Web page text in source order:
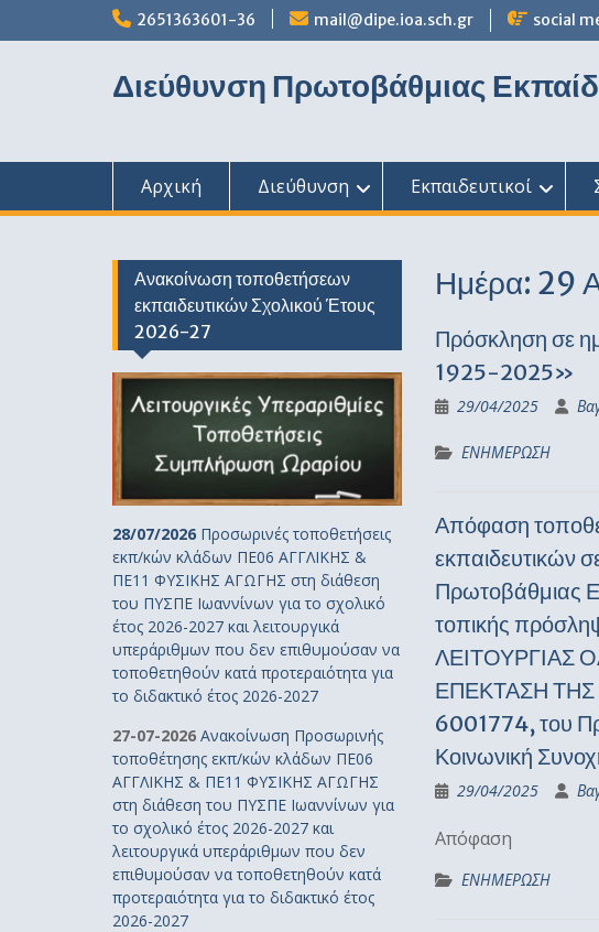
2651363601-36 mail@dipe.ioa.sch.gr social
Διεύθυνση Πρωτοβάθμιας
Αρχική Διεύθυνση Εκπαιδευτικοί
Ημέρα: 29
Πρόσκληση σε
1925-2025»
29/04/2025
ΕΝΗΜΕΡΩΣΗ
Απόφαση
εκπαιδευτικών
Πρωτοβάθμιας
τοπικής
ΛΕΙΤΟΥΡΓΙΑΣ
ΕΠΕΚΤΑΣΗ ΤΗΣ
6001774, του
Κοινωνική
29/04/2025
Απόφαση
ΕΝΗΜΕΡΩΣΗ
Ανακοίνωση τοποθετήσεων
εκπαιδευτικών Σχολικού Έτους
2026-27
28/07/2026 Προσωρινές τοποθετήσεις
εκπ/κών κλάδων ΠΕ06 ΑΓΓΛΙΚΗΣ &
ΠΕ11 ΦΥΣΙΚΗΣ ΑΓΩΓΗΣ στη διάθεση
του ΠΥΣΠΕ Ιωαννίνων για το σχολικό
έτος 2026-2027 και λειτουργικά
υπεράριθμων που δεν επιθυμούσαν να
τοποθετηθούν κατά προτεραιότητα για
το διδακτικό έτος 2026-2027
27-07-2026 Ανακοίνωση Προσωρινής
τοποθέτησης εκπ/κών κλάδων ΠΕ06
ΑΓΓΛΙΚΗΣ & ΠΕ11 ΦΥΣΙΚΗΣ ΑΓΩΓΗΣ
στη διάθεση του ΠΥΣΠΕ Ιωαννίνων για
το σχολικό έτος 2026-2027 και
λειτουργικά υπεράριθμων που δεν
επιθυμούσαν να τοποθετηθούν κατά
προτεραιότητα για το διδακτικό έτος
2026-2027